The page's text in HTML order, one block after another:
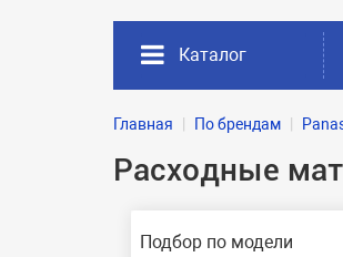
Каталог
Главная По брендам
Расходные
Подбор по модели